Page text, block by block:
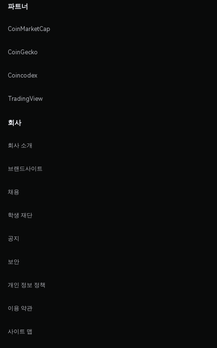
파트너
CoinMarketCap
CoinGecko
Coincodex
TradingView
회사
회사 소개
브랜드사이트
채용
학생 재단
공지
보안
개인 정보 정책
이용 약관
사이트 맵